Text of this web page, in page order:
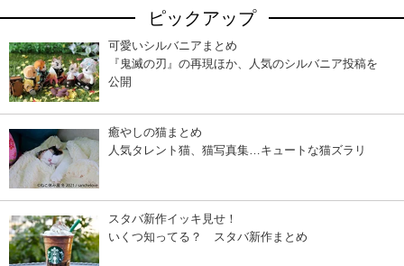
ピックアップ
可愛いシルバニアまとめ
『鬼滅の刃』の再現ほか、人気のシルバニア投稿を
公開
癒やしの猫まとめ
人気タレント猫、猫写真集…キュートな猫ズラリ
スタバ新作イッキ見せ！
いくつ知ってる？ スタバ新作まとめ